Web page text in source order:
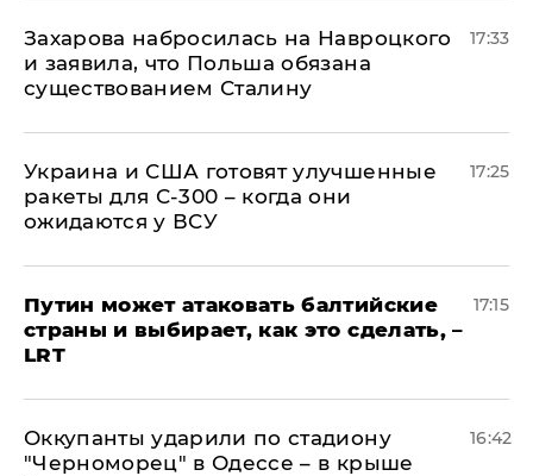
​Захарова набросилась на Навроцкого
и заявила, что Польша обязана
существованием Сталину
17:33
Украина и США готовят улучшенные
ракеты для С-300 – когда они
ожидаются у ВСУ
17:25
Путин может атаковать балтийские
страны и выбирает, как это сделать, –
LRT
17:15
Оккупанты ударили по стадиону
"Черноморец" в Одессе – в крыше
16:42